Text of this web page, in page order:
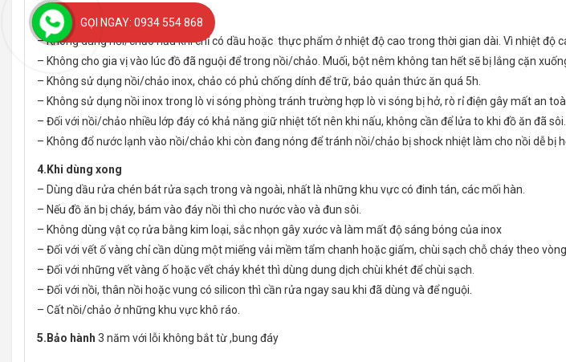
3.Trong quá trình sử dụng
– Không dùng nồi/chảo nấu khi chỉ có dầu hoặc thực phẩm ở nhiệt độ cao trong thời gian dài. Vì nhiệt độ
– Không cho gia vị vào lúc đồ đã nguội để trong nồi/chảo. Muối, bột nêm không tan hết sẽ bị lắng cặn
– Không sử dụng nồi/chảo inox, chảo có phủ chống dính để trữ, bảo quản thức ăn quá 5h.
– Không sử dụng nồi inox trong lò vi sóng phòng tránh trường hợp lò vi sóng bị hở, rò rỉ điện gây mất an
– Đối với nồi/chảo nhiều lớp đáy có khả năng giữ nhiệt tốt nên khi nấu, không cần để lửa to khi đồ ăn đã sôi.
– Không đổ nước lạnh vào nồi/chảo khi còn đang nóng để tránh nồi/chảo bị shock nhiệt làm cho nồi dễ bị
4.Khi dùng xong
– Dùng dầu rửa chén bát rửa sạch trong và ngoài, nhất là những khu vực có đinh tán, các mối hàn.
– Nếu đồ ăn bị cháy, bám vào đáy nồi thì cho nước vào và đun sôi.
– Không dùng vật cọ rửa bằng kim loại, sắc nhọn gây xước và làm mất độ sáng bóng của inox
– Đối với vết ố vàng chỉ cần dùng một miếng vải mềm tẩm chanh hoặc giấm, chùi sạch chỗ cháy theo
– Đối với những vết vàng ố hoặc vết cháy khét thì dùng dung dịch chùi khét để chùi sạch.
– Đối với nồi, thân nồi hoặc vung có silicon thì cần rửa ngay sau khi đã dùng và để nguội.
– Cất nồi/chảo ở những khu vực khô ráo.
5.Bảo hành 3 năm với lỗi không bắt từ ,bung đáy
GỌI NGAY: 0934 554 868